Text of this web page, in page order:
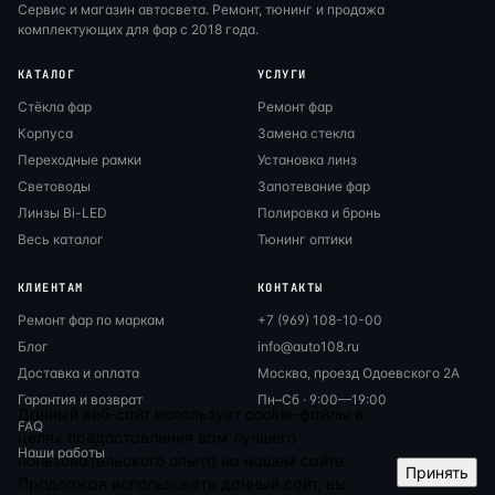
Сервис и магазин автосвета. Ремонт, тюнинг и продажа
комплектующих для фар с 2018 года.
КАТАЛОГ
Стёкла фар
Корпуса
Переходные рамки
Световоды
Линзы Bi-LED
Весь каталог
УСЛУГИ
Ремонт фар
Замена стекла
Установка линз
Запотевание фар
Полировка и бронь
Тюнинг оптики
КЛИЕНТАМ
Ремонт фар по маркам
Блог
Доставка и оплата
Гарантия и возврат
FAQ
Наши работы
КОНТАКТЫ
+7 (969) 108-10-00
info@auto108.ru
Москва, проезд Одоевского 2А
Пн–Сб · 9:00—19:00
Данный веб-сайт использует cookie-файлы в
целях предоставления вам лучшего
пользовательского опыта на нашем сайте.
Принять